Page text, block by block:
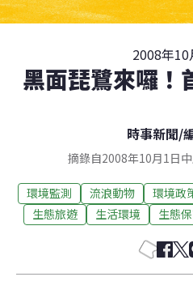
2008年10
黑面琵鷺來囉！
時事新聞/
摘錄自2008年10月1日
環境監測 流浪動物 環境政
生態旅遊
生活環境 生態